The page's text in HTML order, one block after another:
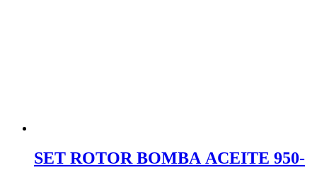
SET ROTOR BOMBA ACEITE 950-